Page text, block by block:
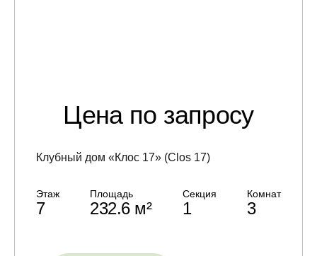
Цена по запросу
Клубный дом «Клос 17» (Clos 17)
Этаж
7
Площадь
232.6 м²
Секция
1
Комнат
3